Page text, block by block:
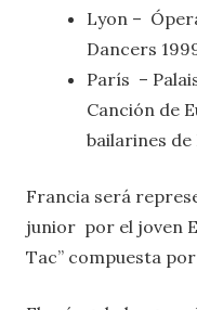
Lyon –
Dancers
París –
Canción de
bailarines de
Francia será
junior por el joven
Tac” compuesta